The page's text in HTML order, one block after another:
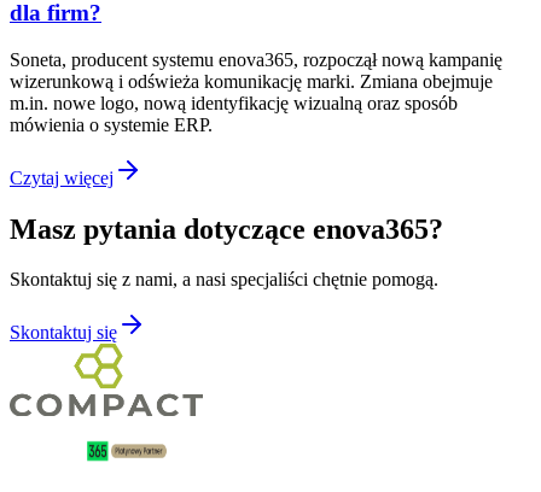
dla firm?
Soneta, producent systemu enova365, rozpoczął nową kampanię
wizerunkową i odświeża komunikację marki. Zmiana obejmuje
m.in. nowe logo, nową identyfikację wizualną oraz sposób
mówienia o systemie ERP.
Czytaj więcej
Masz pytania dotyczące enova365?
Skontaktuj się z nami, a nasi specjaliści chętnie pomogą.
Skontaktuj się